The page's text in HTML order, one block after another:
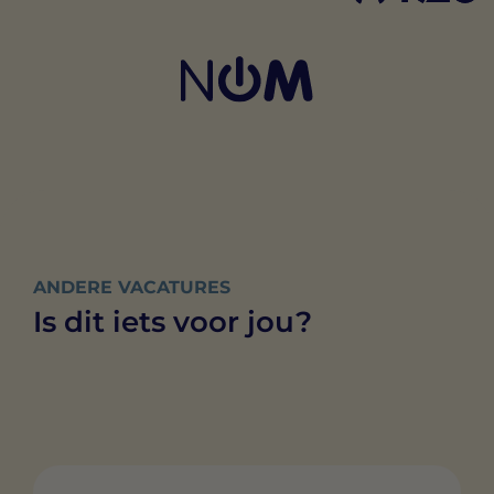
ANDERE VACATURES
Is dit iets voor jou?